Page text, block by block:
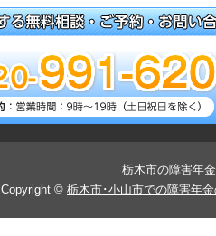
栃木市の障害年
Copyright © 栃木市･小山市での障害年